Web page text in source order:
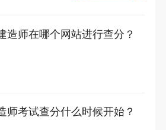
造师在哪个网站进行查分？
师考试查分什么时候开始？